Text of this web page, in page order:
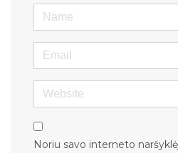
Name
Email
Website
Noriu savo interneto